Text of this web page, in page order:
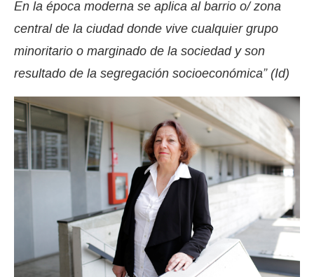
En la época moderna se aplica al barrio o/ zona
central de la ciudad donde vive cualquier grupo
minoritario o marginado de la sociedad y son
resultado de la segregación socioeconómica” (Id)